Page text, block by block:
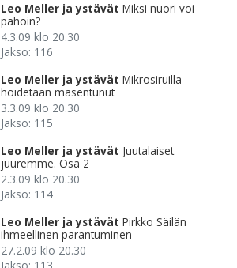
Leo Meller ja ystävät Miksi nuori voi
pahoin?
4.3.09 klo 20.30
Jakso: 116
Leo Meller ja ystävät Mikrosiruilla
hoidetaan masentunut
3.3.09 klo 20.30
Jakso: 115
Leo Meller ja ystävät Juutalaiset
juuremme. Osa 2
2.3.09 klo 20.30
Jakso: 114
Leo Meller ja ystävät Pirkko Säilän
ihmeellinen parantuminen
27.2.09 klo 20.30